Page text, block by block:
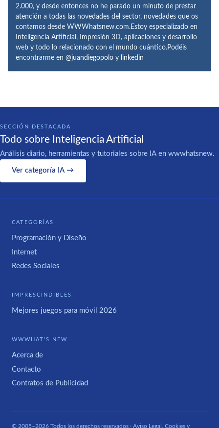
2.000, y desde entonces no he parado un minuto de prestar
atención a todas las novedades del sector, novedades que os
contamos desde WWWhatsnew.com.Estoy especializado en
Inteligencia Artificial, Impresión 3D, aplicaciones y desarrollo
web y todo lo relacionado con el mundo cuántico.Podéis
encontrarme en @juandiegopolo y linkedin
SECCIÓN DESTACADA
Todo sobre Inteligencia Artificial
Análisis diario, herramientas y tutoriales sobre IA en wwwhatsnew.
Ver categoría IA →
CATEGORÍAS
Programación y Diseño
Internet
Redes Sociales
IMPRESCINDIBLES
Mejores juegos para móvil 2026
WWWHAT'S NEW
Acerca de
Contacto
Contratos de Publicidad
© 2005–2026 Todos los derechos reservados · Aviso Legal, Cookies y